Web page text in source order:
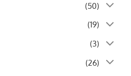
(50)
(19)
(3)
(26)